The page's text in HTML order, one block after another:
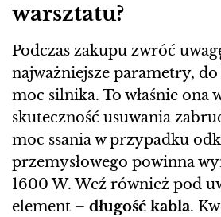
warsztatu?
Podczas zakupu zwróć
najważniejsze parametry,
moc silnika. To właśnie ona
skuteczność usuwania
moc ssania w przypadku
przemysłowego powinna
1600 W. Weź również pod
element – długość kabla.